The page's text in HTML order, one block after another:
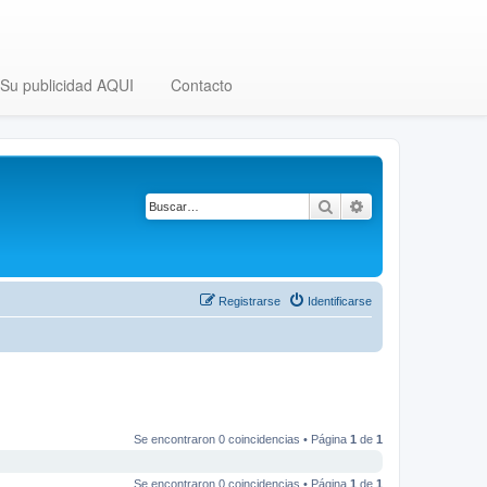
publicidad AQUI Contacto
Buscar
Identificarse
Registrarse
Se encontraron 0 coincidencias • Página 1 de 1
Se encontraron 0 coincidencias • Página 1 de 1